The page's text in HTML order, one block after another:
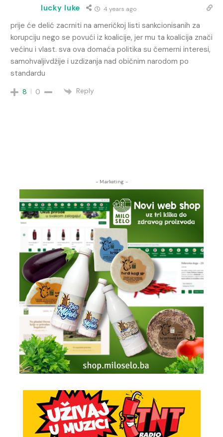
lucky luke 4 years ago
prije će delić zacrniti na američkoj listi sankcionisanih za
korupciju nego se povući iz koalicije, jer mu ta koalicija znači
većinu i vlast. sva ova domaća politika su čemerni interesi,
samohvaljivdžije i uzdizanja nad običnim narodom po
standardu
8 0 Reply
- Marketing -